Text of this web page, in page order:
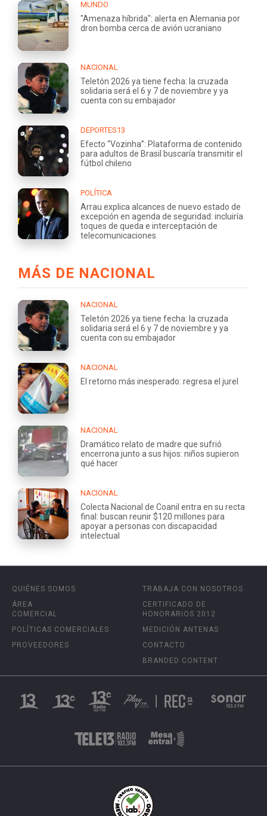
MUNDO
"Amenaza híbrida": alerta en Alemania por
dron bomba cerca de avión ucraniano
NACIONAL
Teletón 2026 ya tiene fecha: la cruzada
solidaria será el 6 y 7 de noviembre y ya
cuenta con su embajador
DEPORTES13
Efecto “Vozinha”: Plataforma de contenido
para adultos de Brasil buscaría transmitir el
fútbol chileno
POLÍTICA
Arrau explica alcances de nuevo estado de
excepción en agenda de seguridad: incluiría
toques de queda e interceptación de
telecomunicaciones
MÁS DE NACIONAL
NACIONAL
Teletón 2026 ya tiene fecha: la cruzada
solidaria será el 6 y 7 de noviembre y ya
cuenta con su embajador
NACIONAL
El retorno más inesperado: regresa el jurel
NACIONAL
Dramático relato de madre que sufrió
encerrona junto a sus hijos: niños supieron
qué hacer
NACIONAL
Colecta Nacional de Coanil entra en su recta
final: buscan reunir $120 millones para
apoyar a personas con discapacidad
intelectual
QUIÉNES SOMOS
ÁREA
COMERCIAL
POLÍTICAS COMERCIALES
PROVEEDORES
TRABAJA CON NOSOTROS
CERTIFICADO DE
HONORARIOS 2012
MEDICIÓN ANTENAS
CONTACTO
BRANDED CONTENT